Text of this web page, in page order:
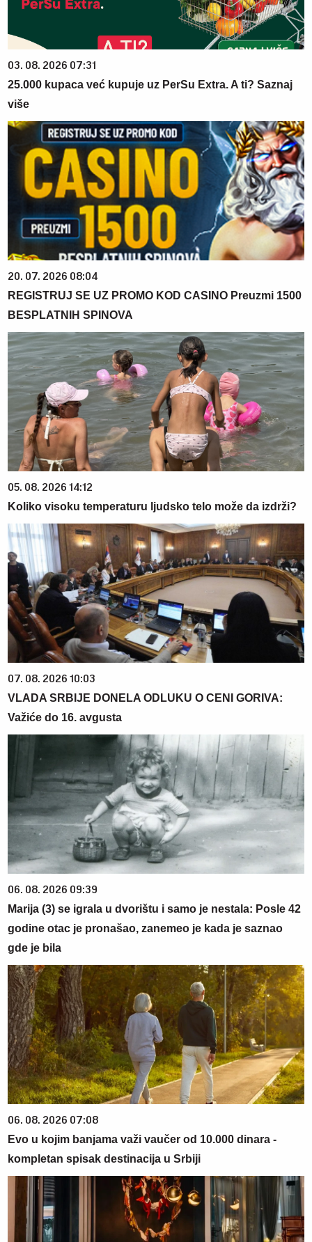
03. 08. 2026 07:31
25.000 kupaca već kupuje uz PerSu Extra. A ti? Saznaj
više
20. 07. 2026 08:04
REGISTRUJ SE UZ PROMO KOD CASINO Preuzmi 1500
BESPLATNIH SPINOVA
05. 08. 2026 14:12
Koliko visoku temperaturu ljudsko telo može da izdrži?
07. 08. 2026 10:03
VLADA SRBIJE DONELA ODLUKU O CENI GORIVA:
Važiće do 16. avgusta
06. 08. 2026 09:39
Marija (3) se igrala u dvorištu i samo je nestala: Posle 42
godine otac je pronašao, zanemeo je kada je saznao
gde je bila
06. 08. 2026 07:08
Evo u kojim banjama važi vaučer od 10.000 dinara -
kompletan spisak destinacija u Srbiji